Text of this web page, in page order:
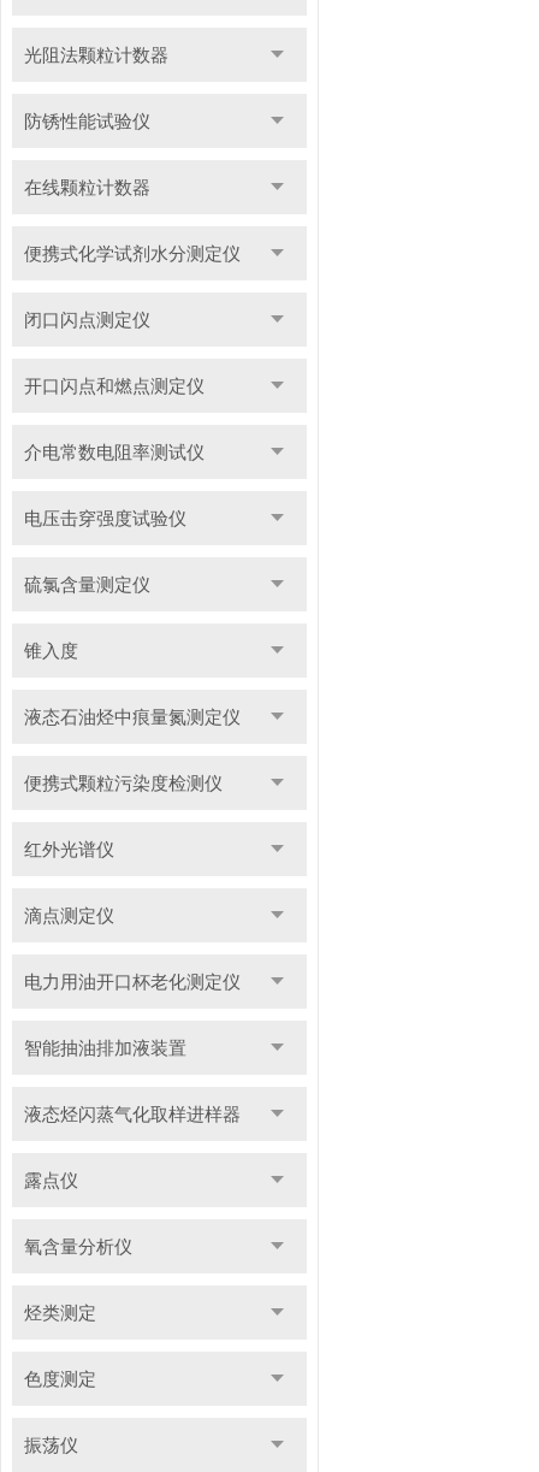
光阻法颗粒计数器
防锈性能试验仪
在线颗粒计数器
便携式化学试剂水分测定仪
闭口闪点测定仪
开口闪点和燃点测定仪
介电常数电阻率测试仪
电压击穿强度试验仪
硫氯含量测定仪
锥入度
液态石油烃中痕量氮测定仪
便携式颗粒污染度检测仪
红外光谱仪
滴点测定仪
电力用油开口杯老化测定仪
智能抽油排加液装置
液态烃闪蒸气化取样进样器
露点仪
氧含量分析仪
烃类测定
色度测定
振荡仪